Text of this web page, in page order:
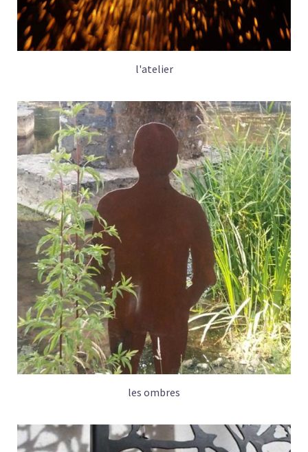
l'atelier
les ombres